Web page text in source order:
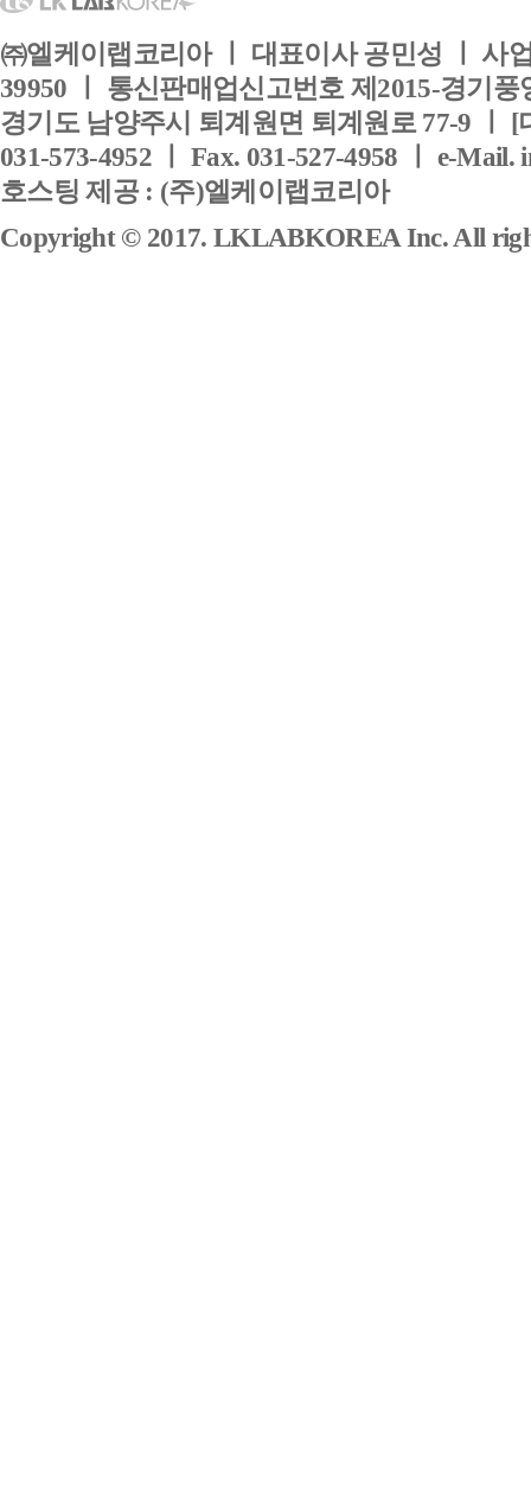
㈜엘케이랩코리아 ㅣ 대표이사 공민성 ㅣ 사
39950 ㅣ 통신판매업신고번호 제2015-경기풍
경기도 남양주시 퇴계원면 퇴계원로 77-9 ㅣ
031-573-4952 ㅣ Fax. 031-527-4958 ㅣ e-Mail.
호스팅 제공 : (주)엘케이랩코리아
Copyright © 2017. LKLABKOREA Inc. All